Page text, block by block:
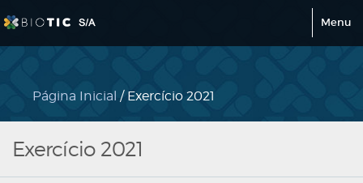
Menu
Página Inicial / Exercício 2021
Exercício 2021